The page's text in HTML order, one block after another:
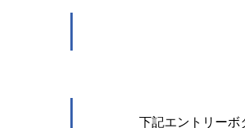
下記エントリーボ